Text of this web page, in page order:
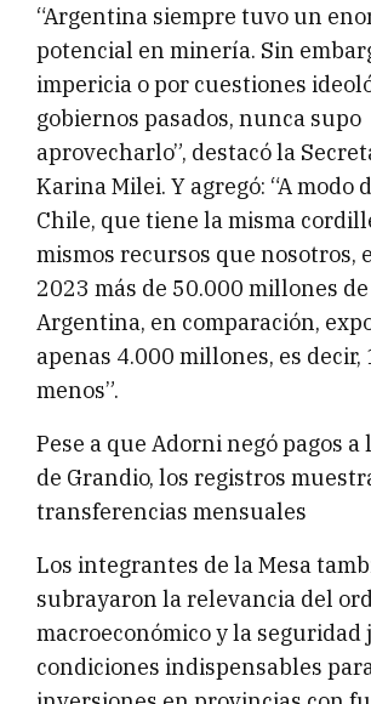
“Argentina siempre tuvo un
potencial en minería. Sin
impericia o por cuestiones
gobiernos pasados, nunca supo
aprovecharlo”, destacó la
Karina Milei. Y agregó: “A modo
Chile, que tiene la misma
mismos recursos que nosotros,
2023 más de 50.000 millones
Argentina, en comparación,
apenas 4.000 millones, es decir,
menos”.
Pese a que Adorni negó pagos
de Grandio, los registros
transferencias mensuales
Los integrantes de la Mesa
subrayaron la relevancia del
macroeconómico y la seguridad
condiciones indispensables